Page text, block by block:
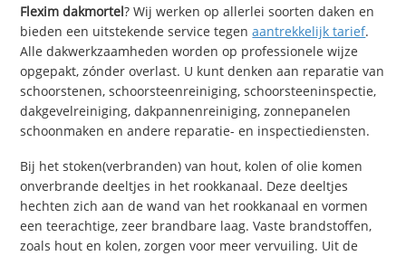
Flexim dakmortel? Wij werken op allerlei soorten daken en
bieden een uitstekende service tegenaantrekkelijk tarief.
Alle dakwerkzaamheden worden op professionele wijze
opgepakt, zónder overlast. U kunt denken aan reparatie van
schoorstenen, schoorsteenreiniging, schoorsteeninspectie,
dakgevelreiniging, dakpannenreiniging, zonnepanelen
schoonmaken en andere reparatie- en inspectiediensten.
Bij het stoken(verbranden) van hout, kolen of olie komen
onverbrande deeltjes in het rookkanaal. Deze deeltjes
hechten zich aan de wand van het rookkanaal en vormen
een teerachtige, zeer brandbare laag. Vaste brandstoffen,
zoals hout en kolen, zorgen voor meer vervuiling. Uit de